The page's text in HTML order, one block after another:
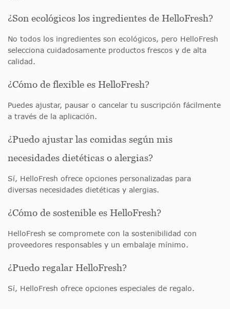
¿Son ecológicos los ingredientes de HelloFresh?
No todos los ingredientes son ecológicos, pero HelloFresh
selecciona cuidadosamente productos frescos y de alta
calidad.
¿Cómo de flexible es HelloFresh?
Puedes ajustar, pausar o cancelar tu suscripción fácilmente
a través de la aplicación.
¿Puedo ajustar las comidas según mis
necesidades dietéticas o alergias?
Sí, HelloFresh ofrece opciones personalizadas para
diversas necesidades dietéticas y alergias.
¿Cómo de sostenible es HelloFresh?
HelloFresh se compromete con la sostenibilidad con
proveedores responsables y un embalaje mínimo.
¿Puedo regalar HelloFresh?
Sí, HelloFresh ofrece opciones especiales de regalo.